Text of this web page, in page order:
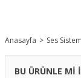
Anasayfa Ses
BU ÜRÜNLE Mİ